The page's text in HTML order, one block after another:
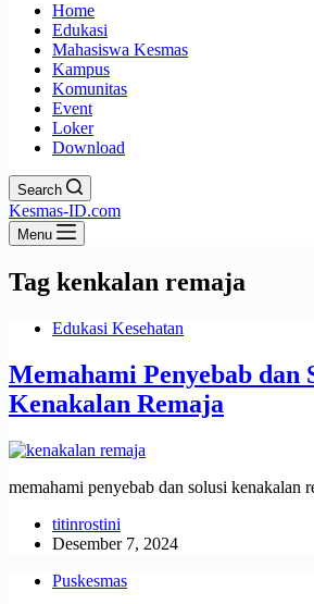
Home
Edukasi
Mahasiswa Kesmas
Kampus
Komunitas
Event
Loker
Download
Search
Kesmas-ID.com
Menu
Tag kenkalan remaja
Edukasi Kesehatan
Memahami Penyebab dan
Kenakalan Remaja
memahami penyebab dan solusi kenakalan
titinrostini
Desember 7, 2024
Puskesmas